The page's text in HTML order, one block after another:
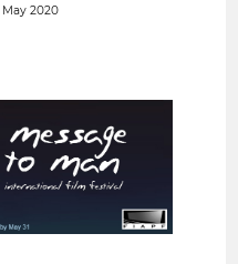
2020